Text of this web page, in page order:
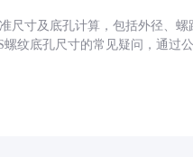
尺寸及底孔计算，包括外径、
螺纹底孔尺寸的常见疑问，通